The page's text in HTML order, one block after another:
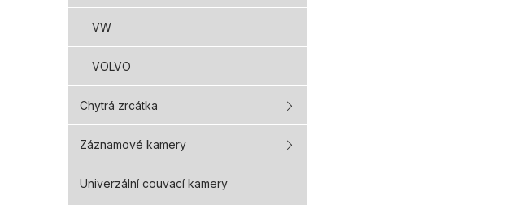
VW
VOLVO
Chytrá zrcátka
Záznamové kamery
Univerzální couvací kamery